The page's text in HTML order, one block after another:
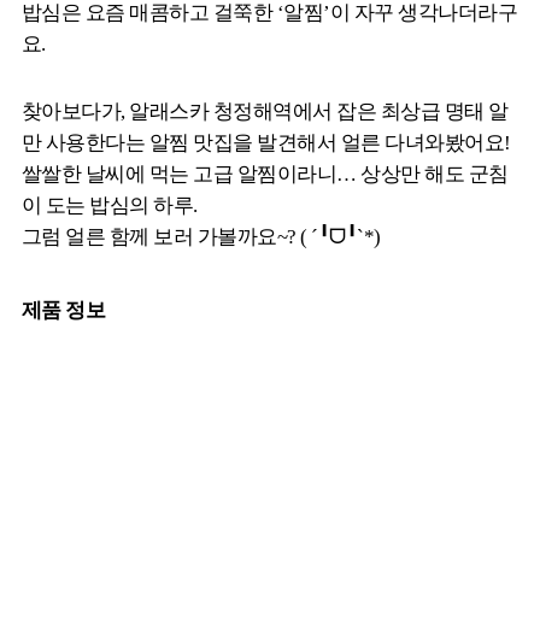
밥심은 요즘 매콤하고 걸쭉한 ‘알찜’이 자꾸 생각나더라구
요.
찾아보다가, 알래스카 청정해역에서 잡은 최상급 명태 알
만 사용한다는 알찜 맛집을 발견해서 얼른 다녀와봤어요!
쌀쌀한 날씨에 먹는 고급 알찜이라니… 상상만 해도 군침
이 도는 밥심의 하루.
그럼 얼른 함께 보러 가볼까요~? ( ´╹ᗜ╹`*)
제품 정보